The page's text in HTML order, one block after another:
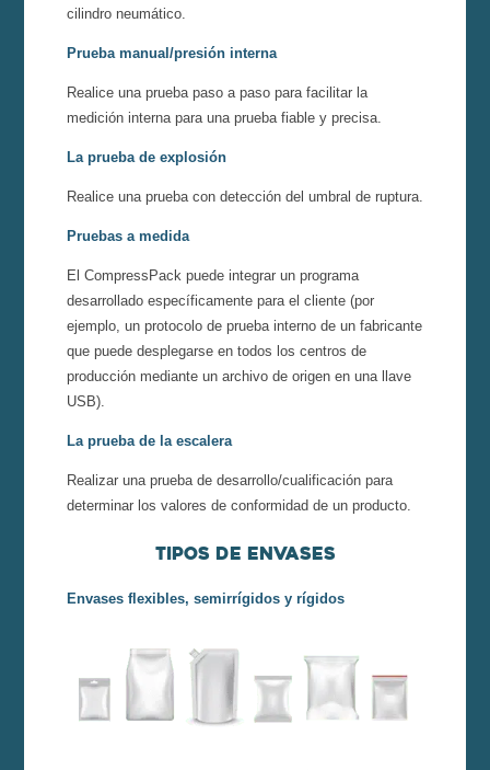
cilindro neumático.
Prueba manual/presión interna
Realice una prueba paso a paso para facilitar la
medición interna para una prueba fiable y precisa.
La prueba de explosión
Realice una prueba con detección del umbral de ruptura.
Pruebas a medida
El CompressPack puede integrar un programa
desarrollado específicamente para el cliente (por
ejemplo, un protocolo de prueba interno de un fabricante
que puede desplegarse en todos los centros de
producción mediante un archivo de origen en una llave
USB).
La prueba de la escalera
Realizar una prueba de desarrollo/cualificación para
determinar los valores de conformidad de un producto.
Tipos de envases
Envases flexibles, semirrígidos y rígidos